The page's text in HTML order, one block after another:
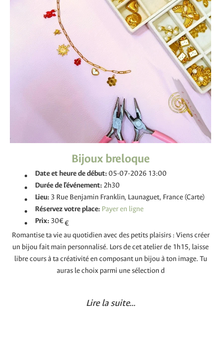
Bijoux breloque
Date et heure de début: 05-07-2026 13:00
Durée de l'événement: 2h30
Lieu: 3 Rue Benjamin Franklin, Launaguet, France (Carte)
Réservez votre place:
Prix: 30€€
Romantise ta vie au quotidien avec des petits plaisirs : Viens créer
un bijou fait main personnalisé. Lors de cet atelier de 1h15, laisse
libre cours à ta créativité en composant un bijou à ton image. Tu
auras le choix parmi une sélection d
Lire la suite...